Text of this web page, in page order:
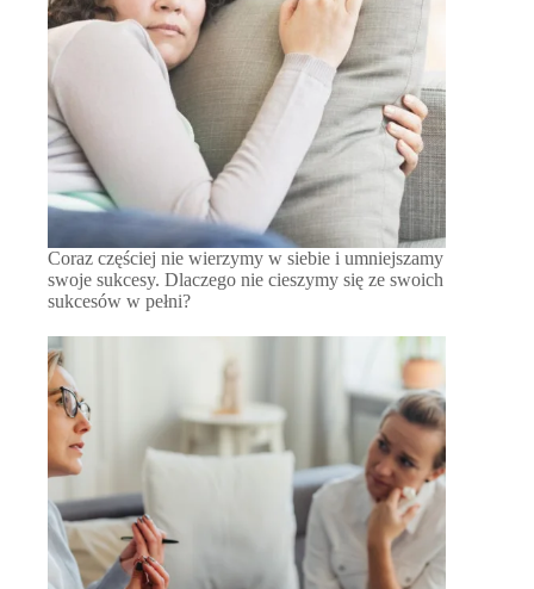
Coraz częściej nie wierzymy w siebie i umniejszamy
swoje sukcesy. Dlaczego nie cieszymy się ze swoich
sukcesów w pełni?